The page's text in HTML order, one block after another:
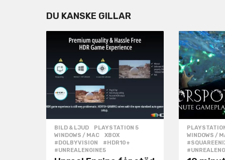
t
o
n
DU KANSKE GILLAR
BILD & LJUD ,PLAYSTATION 5
WINDOWS / MAC
,XBOX
#DOLBYVISION
,#HDR10+
#UNREALENGINE5
WINDOWS /